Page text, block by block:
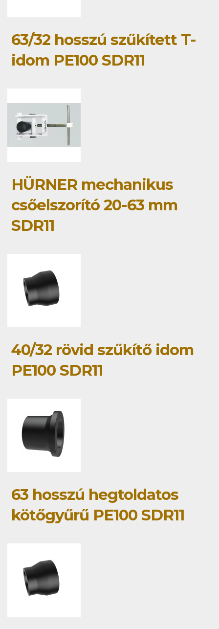
63/32 hosszú szűkített T-
idom PE100 SDR11
HÜRNER mechanikus
csőelszorító 20-63 mm
SDR11
40/32 rövid szűkítő idom
PE100 SDR11
63 hosszú hegtoldatos
kötőgyűrű PE100 SDR11